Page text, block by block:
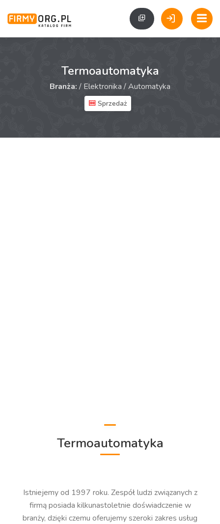
Termoautomatyka
Branża: / Elektronika /Automatyka
Sprzedaż
Termoautomatyka
Istniejemy od 1997 roku. Zespół ludzi związanych z
firmą posiada kilkunastoletnie doświadczenie w
branży, dzięki czemu oferujemy szeroki zakres usług